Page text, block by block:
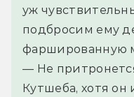
уж
подбросим ему
фаршированную
— Не
Кутшеба, хотя он